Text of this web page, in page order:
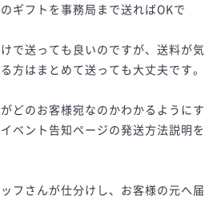
ギフトを事務局まで送ればOKで
で送っても良いのですが、送料が気
方はまとめて送っても大丈夫です。
どのお客様宛なのかわかるようにす
ベント告知ページの発送方法説明を
フさんが仕分けし、お客様の元へ届